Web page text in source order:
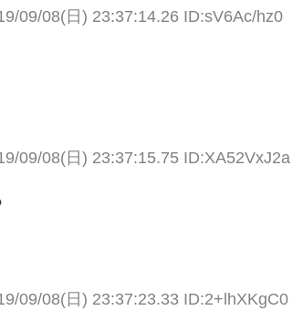
09/08(日) 23:37:14.26 ID:sV6Ac/hz0
09/08(日) 23:37:15.75 ID:XA52VxJ2a
09/08(日) 23:37:23.33 ID:2+lhXKgC0